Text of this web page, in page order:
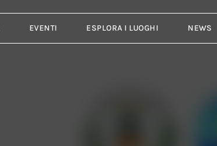
EVENTI ESPLORA I LUOGHI NEWS